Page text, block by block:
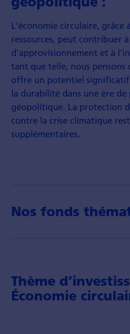
L'économie circulaire, grâce
ressources, peut contribuer
d'approvisionnement et à
tant que telle, nous pensons
offre un potentiel significatif
la durabilité dans une ère
géopolitique. La protection
contre la crise climatique
supplémentaires.
Nos fonds
Thème
Économie